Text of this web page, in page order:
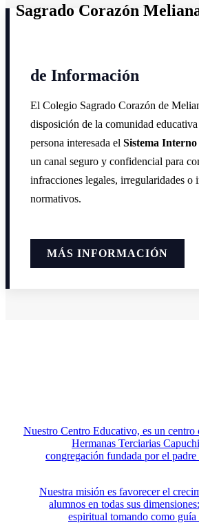
Sagrado Corazón
de Información
El Colegio Sagrado Corazón de
disposición de la comunidad
persona interesada el Sistema
un canal seguro y confidencial para
infracciones legales, irregularidades o
normativos.
MÁS INFORMACIÓN
Nuestro Centro Educativo, es un centro
Hermanas Terciarias
congregación fundada por el
Nuestra misión es favorecer el
alumnos en todas sus
espiritual tomando como